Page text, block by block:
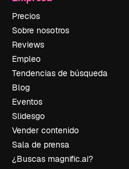
Precios
Sobre nosotros
Reviews
Empleo
Tendencias de búsqueda
Blog
Eventos
Slidesgo
Vender contenido
Sala de prensa
¿Buscas magnific.ai?